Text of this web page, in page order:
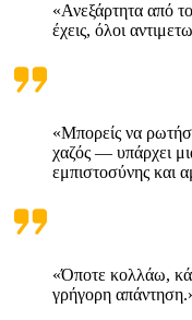
«Ανεξάρτητα από
έχεις, όλοι
«Μπορείς να
χαζός — υπάρχει
εμπιστοσύνης και
«Όποτε κολλάω,
γρήγορη